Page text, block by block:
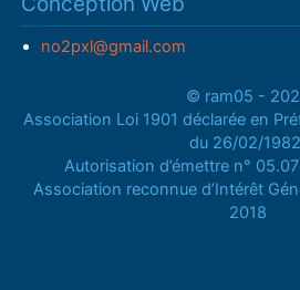
no2pxl@gmail.com
© ram05 -
Association Loi 1901 déclarée en
du 26/02/
Autorisation d’émettre n°
Association reconnue d’Intérêt
2018